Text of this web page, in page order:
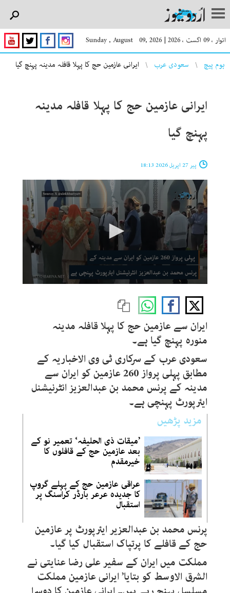
اتوار ، 09 اگست ، 2026 |
Sunday , August 09, 2026
You are here
ہوم پیچ سعودی عرب ایرانی عازمین حج کا پہلا قافلہ مدینہ پہنچ گیا
ایرانی عازمین حج کا پہلا قافلہ مدینہ
پہنچ گیا
پیر 27 اپریل 2026 18:13
ایران سے عازمین حج کا پہلا قافلہ مدینہ
منورہ پہنچ گیا ہے۔
سعودی عرب کے سرکاری ٹی وی الاخباریہ کے
مطابق پہلی پرواز 260 عازمین کو ایران سے
مدینہ کے پرنس محمد بن عبدالعزیز انٹرنیشنل
ایئرپورٹ پہنچی ہے۔
مزید پڑھیں
’میقات ذی الحلیفہ‘ تعمیر نو کے
بعد عازمین حج کے قافلوں کا
خیرمقدم
عراقی عازمین حج کے پہلے گروپ
کا جدیدہ عرعر بارڈر کراسنگ پر
استقبال
پرنس محمد بن عبدالعزیر ایئرپورٹ پر عازمین
حج کے قافلے کا پرتپاک استقبال کیا گیا۔
مملکت میں ایران کے سفیر علی رضا عنایتی نے
الشرق الاوسط کو بتایا’ ایرانی عازمین مملکت